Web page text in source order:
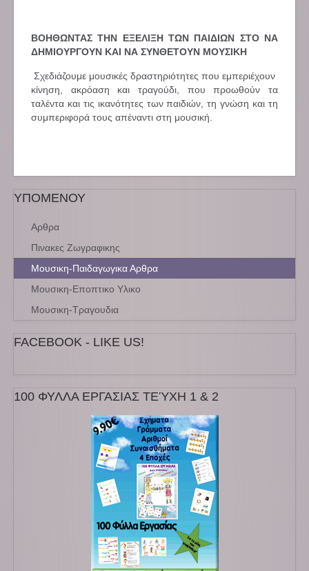
ΒΟΗΘΩΝΤΑΣ ΤΗΝ ΕΞΕΛΙΞΗ ΤΩΝ ΠΑΙΔΙΩΝ ΣΤΟ ΝΑ
ΔΗΜΙΟΥΡΓΟΥΝ ΚΑΙ ΝΑ ΣΥΝΘΕΤΟΥΝ ΜΟΥΣΙΚΗ
Σχεδιάζουμε μουσικές δραστηριότητες που εμπεριέχουν
κίνηση, ακρόαση και τραγούδι, που προωθούν τα
ταλέντα και τις ικανότητες των παιδιών, τη γνώση και τη
συμπεριφορά τους απέναντι στη μουσική.
ΥΠΟΜΕΝΟΥ
Αρθρα
Πινακες Ζωγραφικης
Μουσικη-Παιδαγωγικα Αρθρα
Μουσικη-Εποπτικο Υλικο
Μουσικη-Τραγουδια
FACEBOOK - LIKE US!
100 ΦΥΛΛΑ ΕΡΓΑΣΙΑΣ ΤΕΎΧΗ 1 & 2